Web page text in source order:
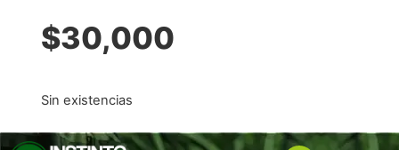
$30,000
Sin existencias